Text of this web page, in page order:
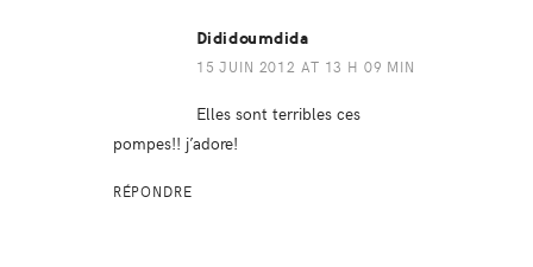
Dididoumdida
15 JUIN 2012 AT 13 H 09 MIN
Elles sont terribles ces
pompes!! j’adore!
RÉPONDRE